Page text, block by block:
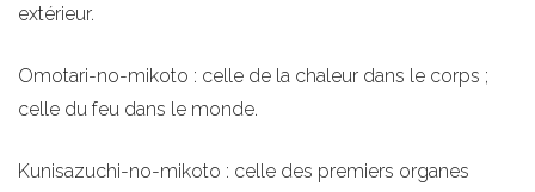
extérieur.
Omotari-no-mikoto : celle de la chaleur dans le corps ;
celle du feu dans le monde.
Kunisazuchi-no-mikoto : celle des premiers organes